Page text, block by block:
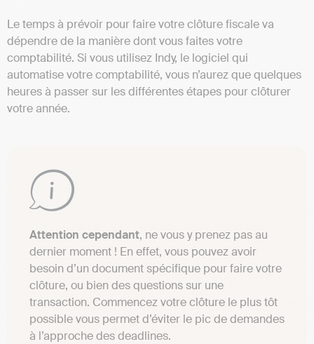
Le temps à prévoir pour faire votre clôture fiscale va
dépendre de la manière dont vous faites votre
comptabilité. Si vous utilisez Indy, le logiciel qui
automatise votre comptabilité, vous n’aurez que quelques
heures à passer sur les différentes étapes pour clôturer
votre année.
Attention cependant, ne vous y prenez pas au
dernier moment ! En effet, vous pouvez avoir
besoin d’un document spécifique pour faire votre
clôture, ou bien des questions sur une
transaction. Commencez votre clôture le plus tôt
possible vous permet d’éviter le pic de demandes
à l’approche des deadlines.